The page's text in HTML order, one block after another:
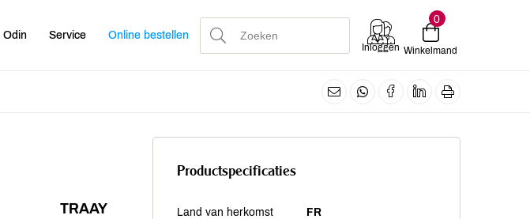
Odin Service Online bestellen
Inloggen
0
Winkelmand
TRAAY
Productspecificaties
Land van herkomst FR